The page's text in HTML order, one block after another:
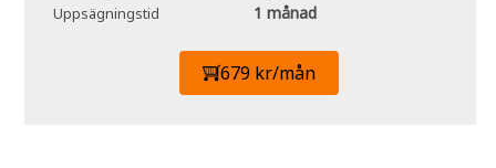
Uppsägningstid 1 månad
679 kr/mån